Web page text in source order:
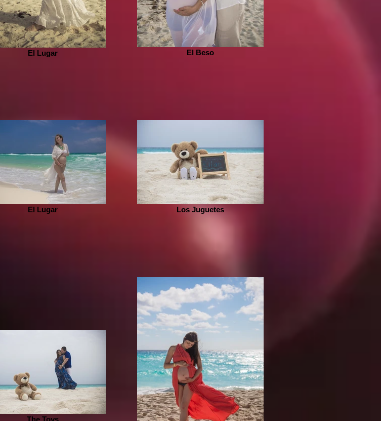
El Lugar El Beso
El Lugar Los Juguetes
The Toys